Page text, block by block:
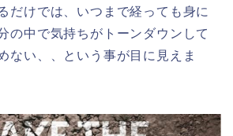
だけでは、いつまで経っても身に
の中で気持ちがトーンダウンして
ない、、という事が目に見えま